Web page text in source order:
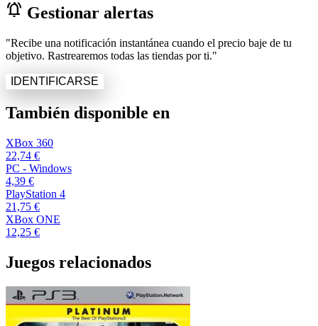
notifications_active Gestionar alertas
"Recibe una notificación instantánea cuando el precio baje de tu
objetivo. Rastrearemos todas las tiendas por ti."
IDENTIFICARSE
También disponible en
XBox 360
22,74 €
PC - Windows
4,39 €
PlayStation 4
21,75 €
XBox ONE
12,25 €
Juegos relacionados